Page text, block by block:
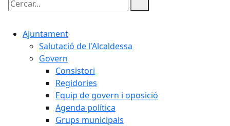
Cercar:
Ajuntament
Salutació de l'Alcaldessa
Govern
Consistori
Regidories
Equip de govern i oposició
Agenda política
Grups municipals